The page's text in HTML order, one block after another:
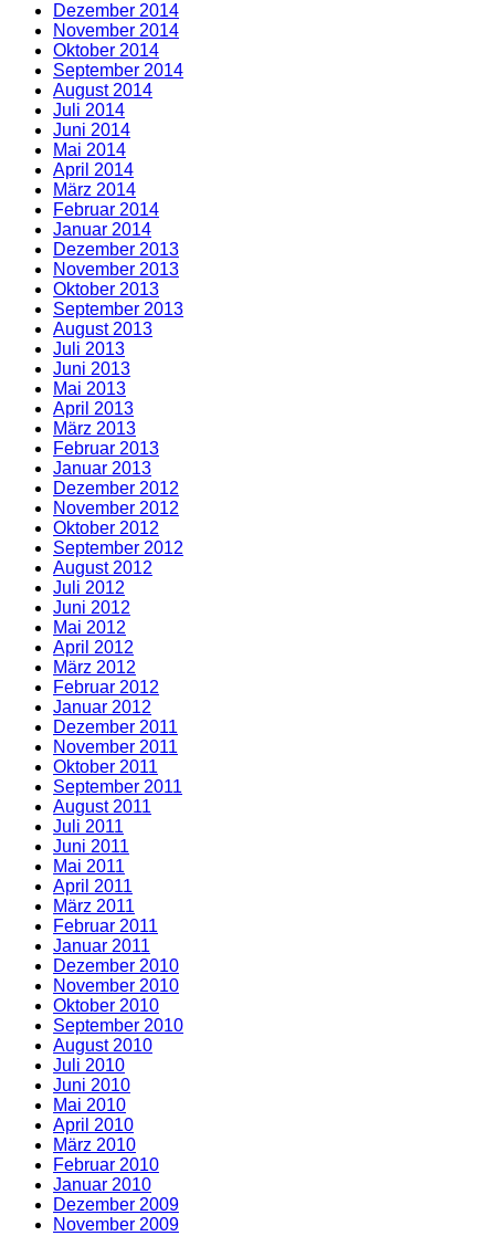
Dezember 2014
November 2014
Oktober 2014
September 2014
August 2014
Juli 2014
Juni 2014
Mai 2014
April 2014
März 2014
Februar 2014
Januar 2014
Dezember 2013
November 2013
Oktober 2013
September 2013
August 2013
Juli 2013
Juni 2013
Mai 2013
April 2013
März 2013
Februar 2013
Januar 2013
Dezember 2012
November 2012
Oktober 2012
September 2012
August 2012
Juli 2012
Juni 2012
Mai 2012
April 2012
März 2012
Februar 2012
Januar 2012
Dezember 2011
November 2011
Oktober 2011
September 2011
August 2011
Juli 2011
Juni 2011
Mai 2011
April 2011
März 2011
Februar 2011
Januar 2011
Dezember 2010
November 2010
Oktober 2010
September 2010
August 2010
Juli 2010
Juni 2010
Mai 2010
April 2010
März 2010
Februar 2010
Januar 2010
Dezember 2009
November 2009